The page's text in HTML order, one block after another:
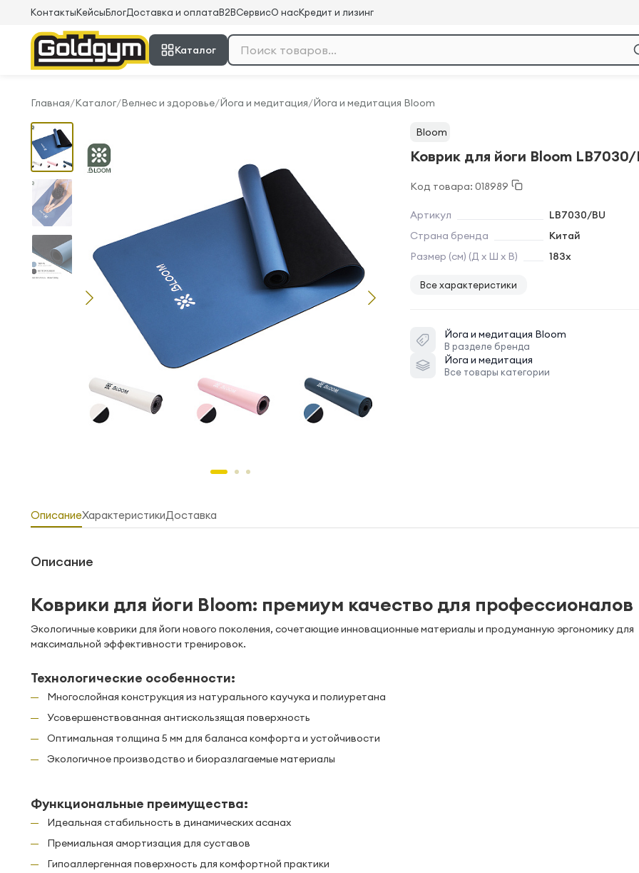
КонтактыКейсыБлогДоставка и оплатаB2BСервисО насКредит и лизинг
Каталог
Главная/Каталог/Велнес и здоровье/Йога и медитация/Йога и медитация Bloom
Bloom
Коврик для йоги Bloom LB7030/
Код товара: 018989
Артикул
LB7030/BU
Страна бренда
Китай
Размер (см) (Д х Ш х В)
183х
Все характеристики
Йога и медитация Bloom
В разделе бренда
Йога и медитация
Все товары категории
ОписаниеХарактеристикиДоставка
Описание
Коврики для йоги Bloom: премиум качество для профессионалов
Экологичные коврики для йоги нового поколения, сочетающие инновационные материалы и продуманную эргономику для
максимальной эффективности тренировок.
Технологические особенности:
Многослойная конструкция из натурального каучука и полиуретана
Усовершенствованная антискользящая поверхность
Оптимальная толщина 5 мм для баланса комфорта и устойчивости
Экологичное производство и биоразлагаемые материалы
Функциональные преимущества:
Идеальная стабильность в динамических асанах
Премиальная амортизация для суставов
Гипоаллергенная поверхность для комфортной практики